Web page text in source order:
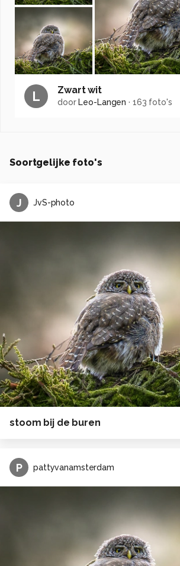
L Zwart wit
door Leo-Langen · 163 foto's
Soortgelijke foto's
J JvS-photo
stoom bij de buren
P pattyvanamsterdam